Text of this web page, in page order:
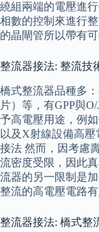
繞組兩端的電壓進
相數的控制來進行
的晶閘管所以帶有可
整流器接法: 整流技
橋式整流器品種多
片）等，有GPP與
予高電壓用途，例
以及X射線設備高壓
接法 然而，因考慮
流密度受限，因此
流器的另一限制是
整流的高電壓電路有
整流器接法: 橋式整